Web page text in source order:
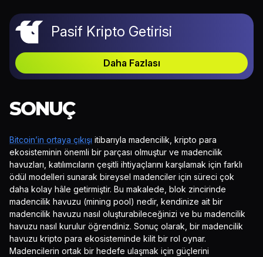
Pasif Kripto Getirisi
Daha Fazlası
SONUÇ
Bitcoin’in ortaya çıkışı itibarıyla madencilik, kripto para
ekosisteminin önemli bir parçası olmuştur ve madencilik
havuzları, katılımcıların çeşitli ihtiyaçlarını karşılamak için farklı
ödül modelleri sunarak bireysel madenciler için süreci çok
daha kolay hâle getirmiştir. Bu makalede, blok zincirinde
madencilik havuzu (mining pool) nedir, kendinize ait bir
madencilik havuzu nasıl oluşturabileceğinizi ve bu madencilik
havuzu nasıl kurulur öğrendiniz. Sonuç olarak, bir madencilik
havuzu kripto para ekosisteminde kilit bir rol oynar.
Madencilerin ortak bir hedefe ulaşmak için güçlerini